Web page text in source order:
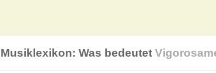
Musiklexikon: Was bedeutet